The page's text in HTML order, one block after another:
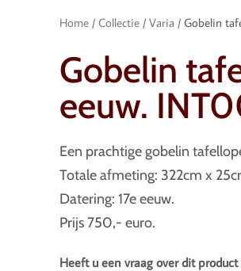
Home / Collectie / Varia / Gobelin
Gobelin
eeuw.
Een prachtige gobelin
Totale afmeting: 322cm x
Datering: 17e eeuw.
Prijs 750,- euro.
Heeft u een vraag over dit